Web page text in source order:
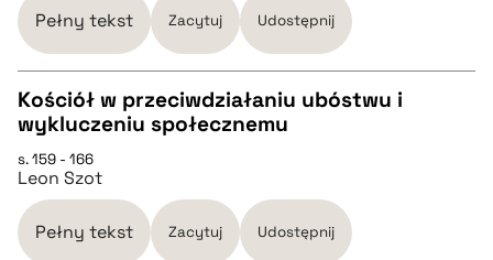
BIBTEX
pobierz cytat
Pełny tekst Zacytuj Udostępnij
CZYSTY TEKST
pobierz cytat
Kościół w przeciwdziałaniu ubóstwu i
wykluczeniu społecznemu
s. 159 - 166
Leon Szot
Pełny tekst Zacytuj Udostępnij